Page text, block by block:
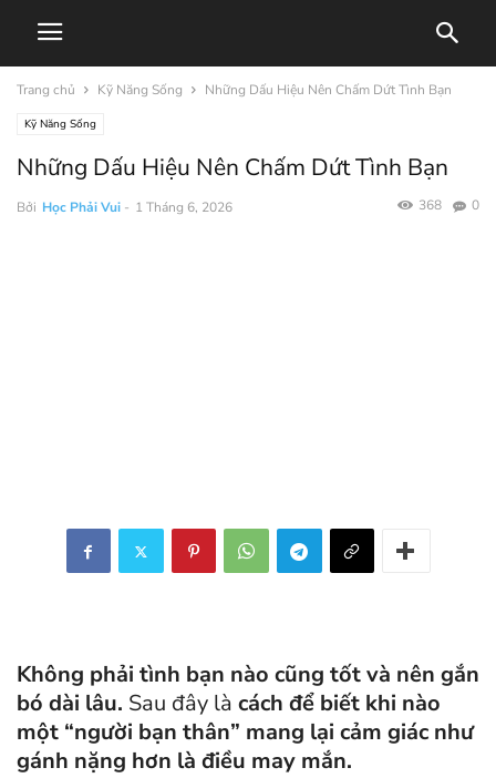
Trang chủ Kỹ Năng Sống Những Dấu Hiệu Nên Chấm Dứt Tình Bạn
Kỹ Năng Sống
Những Dấu Hiệu Nên Chấm Dứt Tình Bạn
Bởi Học Phải Vui - 1 Tháng 6, 2026 0
368
Không phải tình bạn nào cũng tốt và nên gắn
bó dài lâu. Sau đây là cách để biết khi nào
một “người bạn thân” mang lại cảm giác như
gánh nặng hơn là điều may mắn.